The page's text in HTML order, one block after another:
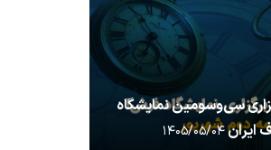
سی‌وسومین نمایشگاه
ایران۱۴۰۵/۰۵/۰۴